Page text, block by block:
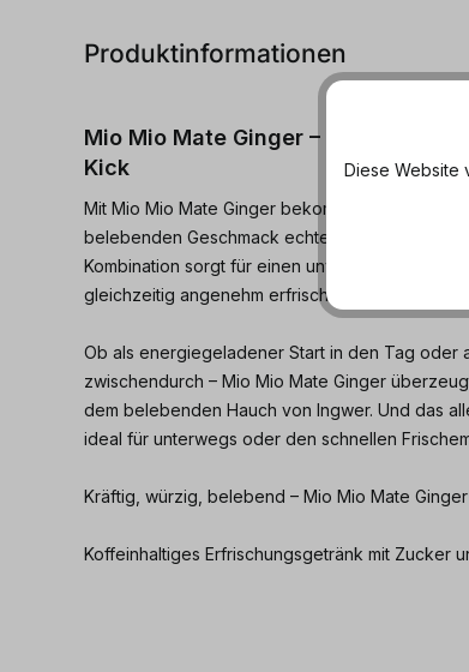
Produktinformationen
Mio Mio Mate Ginger – Entdecke
Kick
Mit Mio Mio Mate Ginger bekommst du das
belebenden Geschmack echter Mate und den
Kombination sorgt für einen unverwechselbaren
gleichzeitig angenehm erfrischt.
Ob als energiegeladener Start in den Tag oder
zwischendurch – Mio Mio Mate Ginger
dem belebenden Hauch von Ingwer. Und das
ideal für unterwegs oder den schnellen
Kräftig, würzig, belebend – Mio Mio Mate
Koffeinhaltiges Erfrischungsgetränk mit Zucker
Diese Website